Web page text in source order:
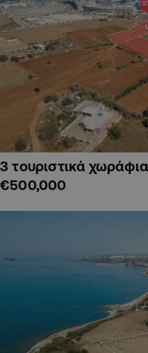
3 τουριστικά
€500,000